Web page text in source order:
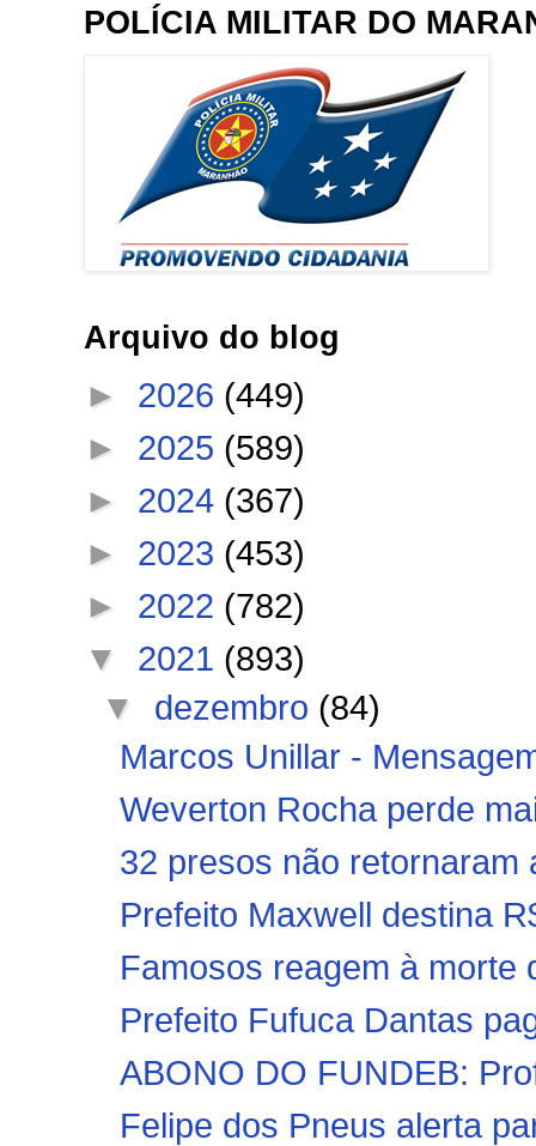
POLÍCIA MILITAR DO
Arquivo do blog
► 2026 (449)
► 2025 (589)
► 2024 (367)
► 2023 (453)
► 2022 (782)
▼ 2021 (893)
▼ dezembro (84)
Marcos Unillar -
Weverton Rocha perde
32 presos não
Prefeito Maxwell destina
Famosos reagem à morte
Prefeito Fufuca Dantas
ABONO DO FUNDEB:
Felipe dos Pneus alerta